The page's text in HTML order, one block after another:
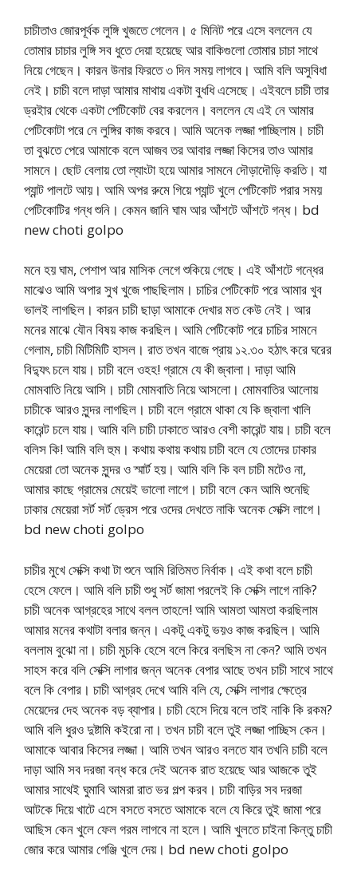
চাচীতাও জোরপূর্বক লুঙ্গি খুজতে গেলেন। ৫ মিনিট পরে এসে বললেন যে
তোমার চাচার লুঙ্গি সব ধুতে দেয়া হয়েছে আর বাকিগুলো তোমার চাচা সাথে
নিয়ে গেছেন। কারন উনার ফিরতে ৩ দিন সময় লাগবে। আমি বলি অসুবিধা
নেই। চাচী বলে দাড়া আমার মাথায় একটা বুধধি এসেছে। এইবলে চাচী তার
ড্রইার থেকে একটা পেটিকোট বের করলেন। বললেন যে এই নে আমার
পেটিকোটা পরে নে লুঙ্গির কাজ করবে। আমি অনেক লজ্জা পাচ্ছিলাম। চাচী
তা বুঝতে পেরে আমাকে বলে আজব তর আবার লজ্জা কিসের তাও আমার
সামনে। ছোট বেলায় তো ল্যাংটা হয়ে আমার সামনে দৌড়াদৌড়ি করতি। যা
প্যান্ট পালটে আয়। আমি অপর রুমে গিয়ে প্যান্ট খুলে পেটিকোট পরার সময়
পেটিকোটির গন্ধ শুনি। কেমন জানি ঘাম আর আঁশটে আঁশটে গন্ধ। bd
new choti golpo
মনে হয় ঘাম, পেশাপ আর মাসিক লেগে শুকিয়ে গেছে। এই আঁশটে গন্ধের
মাঝেও আমি অপার সুখ খুজে পাছছিলাম। চাচির পেটিকোট পরে আমার খুব
ভালই লাগছিল। কারন চাচী ছাড়া আমাকে দেখার মত কেউ নেই। আর
মনের মাঝে যৌন বিষয় কাজ করছিল। আমি পেটিকোট পরে চাচির সামনে
গেলাম, চাচী মিটিমিটি হাসল। রাত তখন বাজে প্রায় ১২.৩০ হঠাৎ করে ঘরের
বিদ্যুৎ চলে যায়। চাচী বলে ওহহ! গ্রামে যে কী জ্বালা। দাড়া আমি
মোমবাতি নিয়ে আসি। চাচী মোমবাতি নিয়ে আসলো। মোমবাতির আলোয়
চাচীকে আরও সুন্দর লাগছিল। চাচী বলে গ্রামে থাকা যে কি জ্বালা খালি
কারেন্ট চলে যায়। আমি বলি চাচী ঢাকাতে আরও বেশী কারেন্ট যায়। চাচী বলে
বলিস কি! আমি বলি হুম। কথায় কথায় কথায় চাচী বলে যে তোদের ঢাকার
মেয়েরা তো অনেক সুন্দর ও স্মার্ট হয়। আমি বলি কি বল চাচী মটেও না,
আমার কাছে গ্রামের মেয়েই ভালো লাগে। চাচী বলে কেন আমি শুনেছি
ঢাকার মেয়েরা সর্ট সর্ট ড্রেস পরে ওদের দেখতে নাকি অনেক সেক্সি লাগে।
bd new choti golpo
চাচীর মুখে সেক্সি কথা টা শুনে আমি রিতিমত নির্বাক। এই কথা বলে চাচী
হেসে ফেলে। আমি বলি চাচী শুধু সর্ট জামা পরলেই কি সেক্সি লাগে নাকি?
চাচী অনেক আগ্রহের সাথে বলল তাহলে! আমি আমতা আমতা করছিলাম
আমার মনের কথাটা বলার জন্ন। একটু একটু ভয়ও কাজ করছিল। আমি
বললাম বুঝো না। চাচী মুচকি হেসে বলে কিরে বলছিস না কেন? আমি তখন
সাহস করে বলি সেক্সি লাগার জন্ন অনেক বেপার আছে তখন চাচী সাথে সাথে
বলে কি বেপার। চাচী আগ্রহ দেখে আমি বলি যে, সেক্সি লাগার ক্ষেত্রে
মেয়েদের দেহ অনেক বড় ব্যাপার। চাচী হেসে দিয়ে বলে তাই নাকি কি রকম?
আমি বলি ধুরও দুষ্টামি কইরো না। তখন চাচী বলে তুই লজ্জা পাচ্ছিস কেন।
আমাকে আবার কিসের লজ্জা। আমি তখন আরও বলতে যাব তখনি চাচী বলে
দাড়া আমি সব দরজা বন্ধ করে দেই অনেক রাত হয়েছে আর আজকে তুই
আমার সাথেই ঘুমাবি আমরা রাত ভর গল্প করব। চাচী বাড়ির সব দরজা
আটকে দিয়ে খাটে এসে বসতে বসতে আমাকে বলে যে কিরে তুই জামা পরে
আছিস কেন খুলে ফেল গরম লাগবে না হলে। আমি খুলতে চাইনা কিন্তু চাচী
জোর করে আমার গেঞ্জি খুলে দেয়। bd new choti golpo